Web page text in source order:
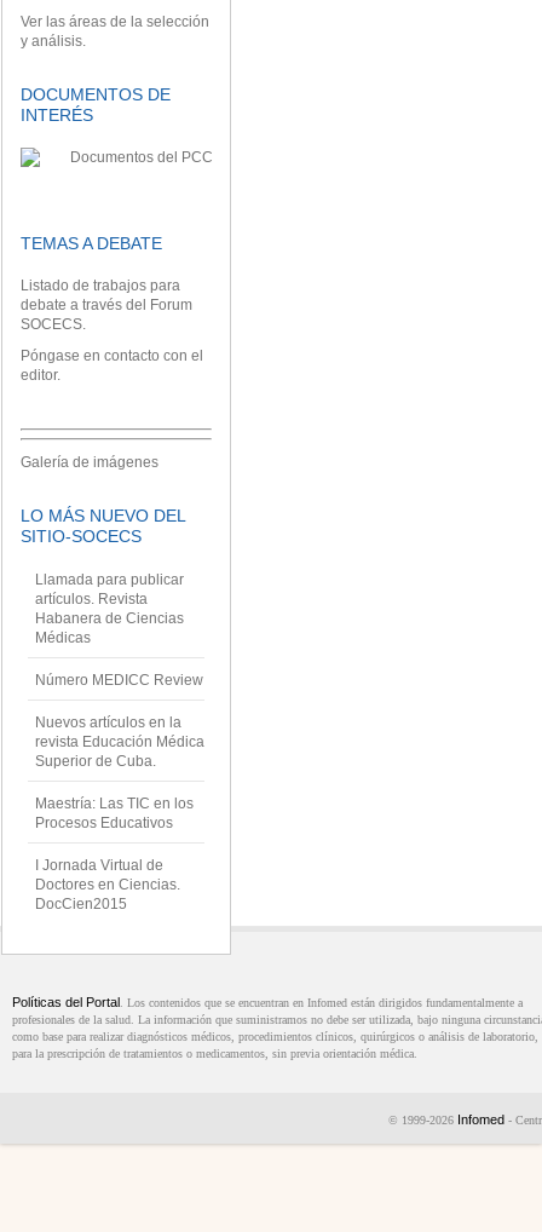
Ver las áreas de la selección
y análisis.
DOCUMENTOS DE
INTERÉS
TEMAS A DEBATE
Listado de trabajos para
debate a través del Forum
SOCECS.
Póngase en contacto con el
editor.
Galería de imágenes
LO MÁS NUEVO DEL
SITIO-SOCECS
Llamada para publicar
artículos. Revista
Habanera de Ciencias
Médicas
Número MEDICC Review
Nuevos artículos en la
revista Educación Médica
Superior de Cuba.
Maestría: Las TIC en los
Procesos Educativos
I Jornada Virtual de
Doctores en Ciencias.
DocCien2015
Políticas del Portal . Los contenidos que se encuentran en Infomed están dirigidos fundamentalmente a
profesionales de la salud. La información que suministramos no debe ser utilizada, bajo ninguna
como base para realizar diagnósticos médicos, procedimientos clínicos, quirúrgicos o análisis de laboratorio,
para la prescripción de tratamientos o medicamentos, sin previa orientación médica.
© 1999-2026 Infomed -